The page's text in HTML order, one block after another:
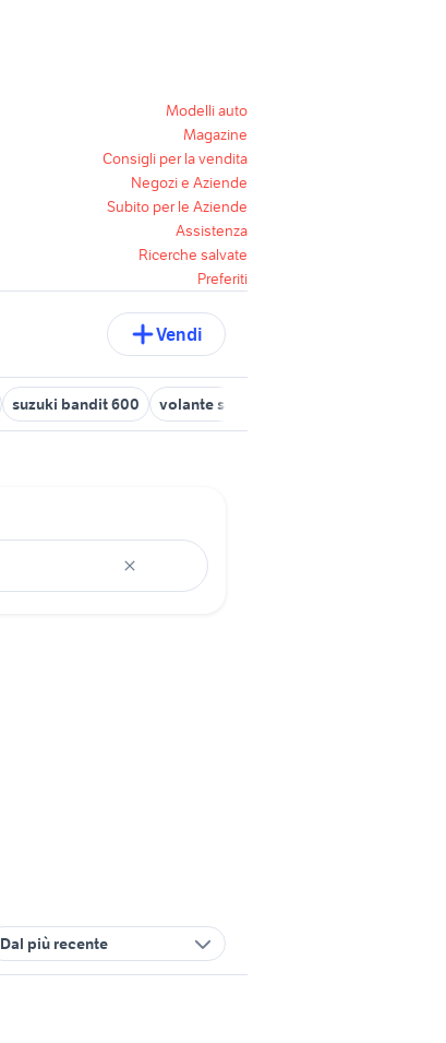
Modelli auto
Magazine
Consigli per la vendita
Negozi e Aziende
Subito per le Aziende
Assistenza
Ricerche salvate
Preferiti
Vendi
suzuki bandit 600 volante smart
Dal più recente